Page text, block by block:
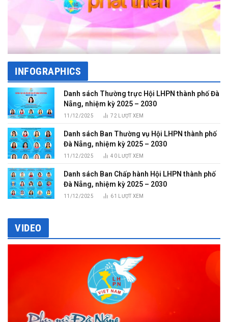
INFOGRAPHICS
Danh sách Thường trực Hội LHPN thành phố Đà
Nẵng, nhiệm kỳ 2025 – 2030
11/12/2025 72 LƯỢT XEM
Danh sách Ban Thường vụ Hội LHPN thành phố
Đà Nẵng, nhiệm kỳ 2025 – 2030
11/12/2025 40 LƯỢT XEM
Danh sách Ban Chấp hành Hội LHPN thành phố
Đà Nẵng, nhiệm kỳ 2025 – 2030
11/12/2025 61 LƯỢT XEM
VIDEO